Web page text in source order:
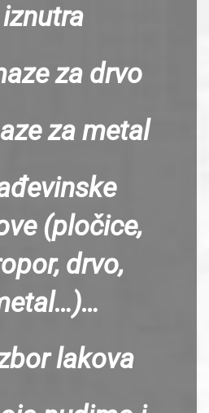
iznutra
za drvo
za metal
(pločice,
drvo,
lakova